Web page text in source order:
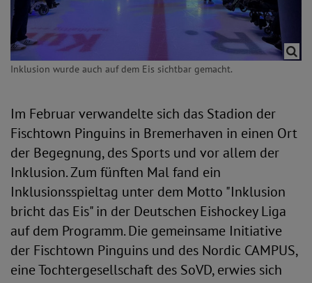
Inklusion wurde auch auf dem Eis sichtbar gemacht.
Im Februar verwandelte sich das Stadion der
Fischtown Pinguins in Bremerhaven in einen Ort
der Begegnung, des Sports und vor allem der
Inklusion. Zum fünften Mal fand ein
Inklusionsspieltag unter dem Motto "Inklusion
bricht das Eis" in der Deutschen Eishockey Liga
auf dem Programm. Die gemeinsame Initiative
der Fischtown Pinguins und des Nordic CAMPUS,
eine Tochtergesellschaft des SoVD, erwies sich